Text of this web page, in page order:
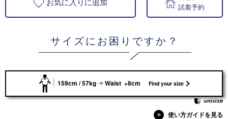
お気に入りに追加
試着予約
サイズにお困りですか？
159cm / 57kg Waist +8cm Find your size
> 使い方ガイドを見る